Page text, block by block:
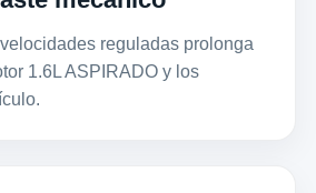
reguladas prolonga
1.6L ASPIRADO y los